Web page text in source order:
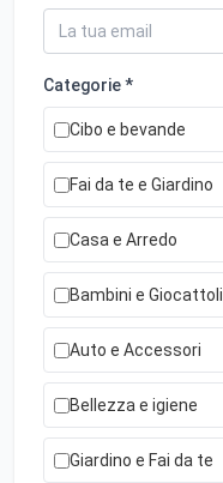
Categorie *
Cibo e bevande
Fai da te e Giardino
Casa e Arredo
Bambini e Giocattoli
Auto e Accessori
Bellezza e igiene
Giardino e Fai da te